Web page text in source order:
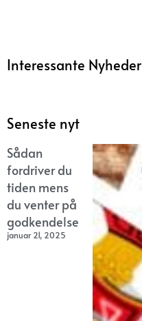
Interessante Nyheder
Seneste nyt
Sådan
fordriver du
tiden mens
du venter på
godkendelse
januar 21, 2025